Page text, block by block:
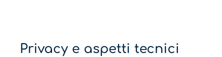
Privacy e aspetti tecnici